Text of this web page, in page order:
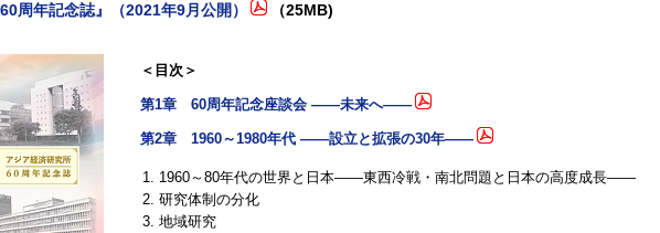
60周年記念誌』（2021年9月公開） （25MB)
＜目次＞
第1章 60周年記念座談会 ――未来へ――
第2章 1960～1980年代 ――設立と拡張の30年――
1960～80年代の世界と日本――東西冷戦・南北問題と日本の高度成長――
研究体制の分化
地域研究